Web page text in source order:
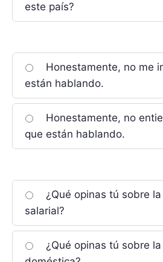
este país?
Honestamente, no me
están hablando.
Honestamente, no
que están hablando.
¿Qué opinas tú sobre
salarial?
¿Qué opinas tú sobre